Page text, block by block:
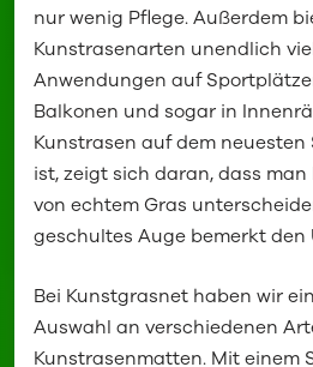
nur wenig Pflege. Außerdem
Kunstrasenarten unendlich
Anwendungen auf
Balkonen und sogar in
Kunstrasen auf dem
ist, zeigt sich daran, dass
von echtem Gras
geschultes Auge bemerkt den
Bei Kunstgrasnet haben wir
Auswahl an verschiedenen
Kunstrasenmatten. Mit einem